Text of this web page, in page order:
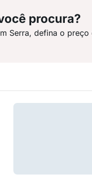
procura?
Serra, defina o